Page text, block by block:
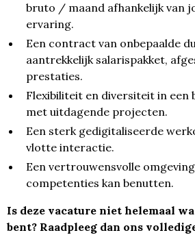
bruto / maand afhankelijk van
ervaring.
Een contract van onbepaalde
aantrekkelijk salarispakket,
prestaties.
Flexibiliteit en diversiteit in een
met uitdagende projecten.
Een sterk gedigitaliseerde
vlotte interactie.
Een vertrouwensvolle
competenties kan benutten.
Is deze vacature niet helemaal
bent? Raadpleeg dan ons